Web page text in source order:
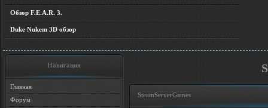
Обзор F.E.A.R. 3.
Duke Nukem 3D обзор
Навигация
Главная
Форум
SteamServerGames